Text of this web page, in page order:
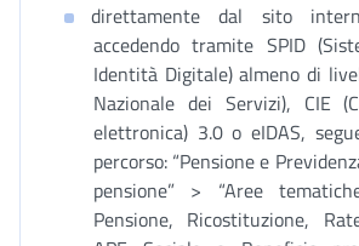
direttamente dal sito
accedendo tramite SPID
Identità Digitale) almeno di
Nazionale dei Servizi), CIE
elettronica) 3.0 o eIDAS,
percorso: “Pensione e
pensione” > “Aree
Pensione, Ricostituzione,